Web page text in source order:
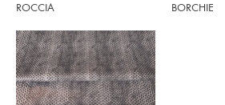
ROCCIA
BORCHIE